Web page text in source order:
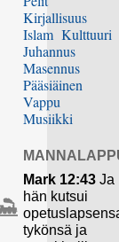
Kirjallisuus
Islam Kulttuuri
Juhannus
Masennus
Pääsiäinen
Vappu
Musiikki
Mark 12:43 Ja
hän kutsui
tykönsä ja